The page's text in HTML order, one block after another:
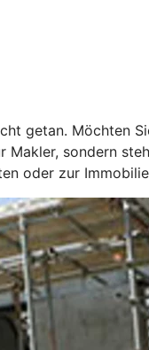
getan. Möchten
sondern
oder zur